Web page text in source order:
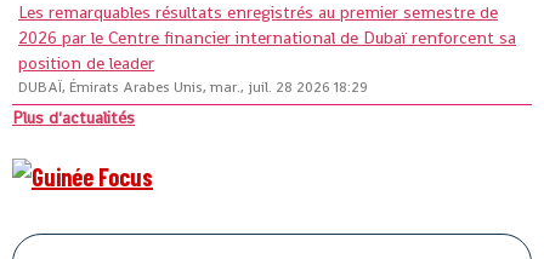
Les remarquables résultats enregistrés au premier semestre de
2026 par le Centre financier international de Dubaï renforcent sa
position de leader
DUBAÏ, Émirats Arabes Unis, mar., juil. 28 2026 18:29
Plus d'actualités